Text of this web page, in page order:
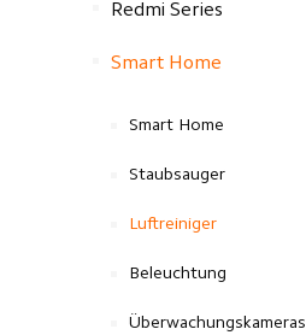
Redmi Series
Smart Home
Smart Home
Staubsauger
Luftreiniger
Beleuchtung
Überwachungskameras